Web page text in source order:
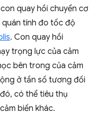
quay hồi chuyển cơ
quán tính đo tốc độ
. Con quay hồi
trọng lực của cảm
bên trong của cảm
ở tần số tương đối
có thể tiêu thụ
biến khác.